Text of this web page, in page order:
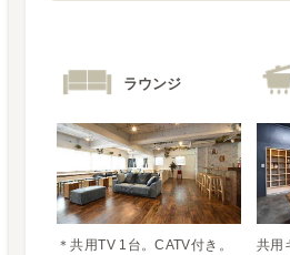
ラウンジ
＊共用TV 1台。CATV付き。
共用